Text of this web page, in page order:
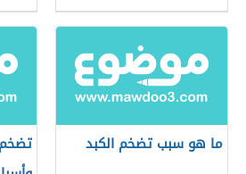
ما هو سبب تضخم الكبد